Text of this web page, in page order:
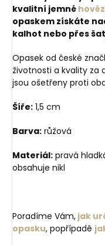
kvalitní jemné
opaskem získáte
kalhot nebo přes
Opasek od české
životnosti a kvality za
jsou ošetřeny proti
Šíře: 1,5 cm
Barva: růžová
Materiál: pravá
obsahuje nikl
Poradíme Vám, jak
opasku, popřípadě